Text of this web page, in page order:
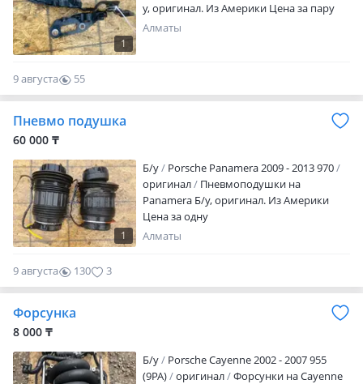
1
у, оригинал. Из Америки Цена за пару
Алматы
9 августа
55
0
Пневмо подушка
60 000 ₸
1
Б/y
Porsche Panamera 2009 - 2013 970
оригинал
Пневмоподушки на
Panamera Б/у, оригинал. Из Америки
Цена за одну
Алматы
9 августа 130 3
Форсунка
8 000 ₸
Б/y
Porsche Cayenne 2002 - 2007 955
(9PA)
оригинал
Форсунки на Cayenne